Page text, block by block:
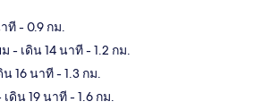
ที- 0.9 กม.
- เดิน 14 นาที- 1.2 กม.
น 16 นาที- 1.3 กม.
เดิน 19 นาที- 1.6 กม.